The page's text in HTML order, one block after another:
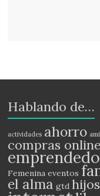
Hablando de…
actividades ahorro
compras online
Femenina eventos
el alma gtd hijos